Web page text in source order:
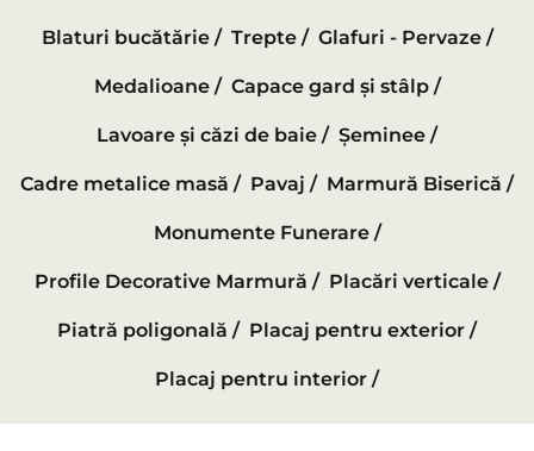
Blaturi bucătărie / Trepte / Glafuri - Pervaze /
Medalioane / Capace gard și stâlp /
Lavoare și căzi de baie / Șeminee /
Cadre metalice masă / Pavaj / Marmură Biserică /
Monumente Funerare /
Profile Decorative Marmură / Placări verticale /
Piatră poligonală / Placaj pentru exterior /
Placaj pentru interior /